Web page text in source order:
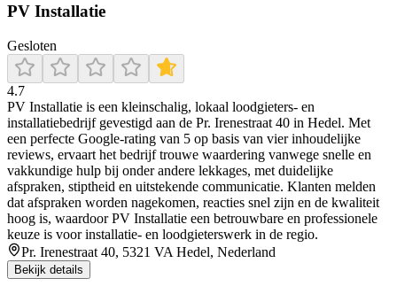
PV Installatie
Gesloten
4.7
PV Installatie is een kleinschalig, lokaal loodgieters- en
installatiebedrijf gevestigd aan de Pr. Irenestraat 40 in Hedel. Met
een perfecte Google-rating van 5 op basis van vier inhoudelijke
reviews, ervaart het bedrijf trouwe waardering vanwege snelle en
vakkundige hulp bij onder andere lekkages, met duidelijke
afspraken, stiptheid en uitstekende communicatie. Klanten melden
dat afspraken worden nagekomen, reacties snel zijn en de kwaliteit
hoog is, waardoor PV Installatie een betrouwbare en professionele
keuze is voor installatie- en loodgieterswerk in de regio.
Pr. Irenestraat 40, 5321 VA Hedel, Nederland
Bekijk details